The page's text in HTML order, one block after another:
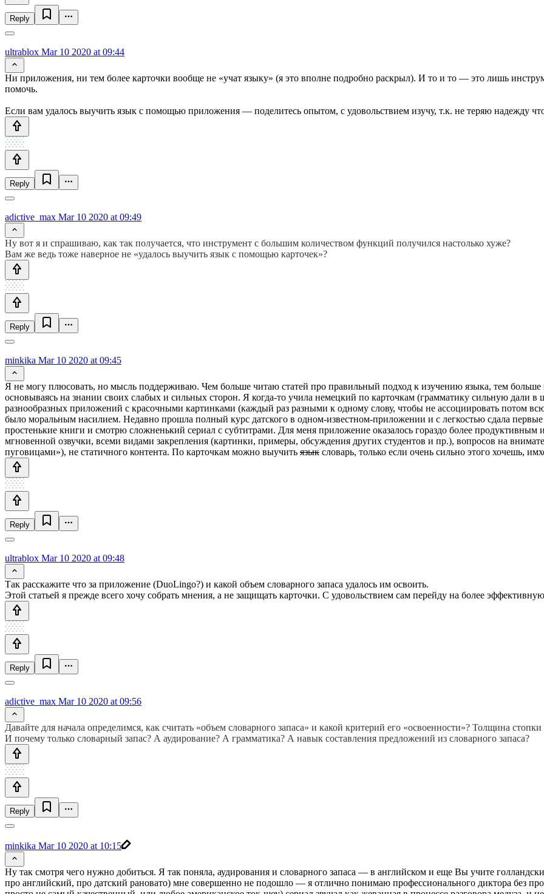
Reply
ultrablox Mar 10 2020 at 09:44
Ни приложения, ни тем более карточки вообще не «учат языку» (я это вполне подробно раскрыл). И то и то — это лишь
помочь.
Если вам удалось выучить язык с помощью приложения — поделитесь опытом, с удовольствием изучу, т.к. не теряю надежду
Reply
adictive_max Mar 10 2020 at 09:49
Ну вот я и спрашиваю, как так получается, что инструмент с большим количеством функций получился настолько хуже?
Вам же ведь тоже наверное не «удалось выучить язык с помощью карточек»?
Reply
minkika Mar 10 2020 at 09:45
Я не могу плюсовать, но мысль поддерживаю. Чем больше читаю статей про правильный подход к изучению языка, тем
основываясь на знании своих слабых и сильных сторон. Я когда-то учила немецкий по карточкам (грамматику сильную дали в
разнообразных приложений с красочными картинками (каждый раз разными к одному слову, чтобы не ассоциировать потом
было моральным насилием. Недавно прошла полный курс датского в одном-известном-приложении и с легкостью сдала
простенькие книги и смотрю сложненький сериал с субтитрами. Для меня приложение оказалось гораздо более продуктивным
мгновенной озвучки, всеми видами закрепления (картинки, примеры, обсуждения других студентов и пр.), вопросов на
пуговицами»), не статичного контента. По карточкам можно выучить язык словарь, только если очень сильно этого хочешь,
Reply
ultrablox Mar 10 2020 at 09:48
Так расскажите что за приложение (DuoLingo?) и какой объем словарного запаса удалось им освоить.
Этой статьей я прежде всего хочу собрать мнения, а не защищать карточки. С удовольствием сам перейду на более
Reply
adictive_max Mar 10 2020 at 09:56
Давайте для начала определимся, как считать «объем словарного запаса» и какой критерий его «освоенности»? Толщина
И почему только словарный запас? А аудирование? А грамматика? А навык составления предложений из словарного запаса?
Reply
minkika Mar 10 2020 at 10:15
Ну так смотря чего нужно добиться. Я так поняла, аудирования и словарного запаса — в английском и еще Вы учите
про английский, про датский рановато) мне совершенно не подошло — я отлично понимаю профессионального диктора без